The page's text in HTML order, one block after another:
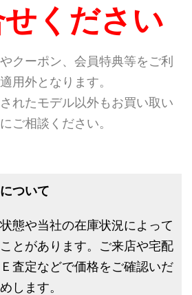
ください
クーポン、会員特典等をご利
用外となります。
れたモデル以外もお買い取い
ご相談ください。
ついて
態や当社の在庫状況によって
とがあります。ご来店や宅配
査定などで価格をご確認いだ
します。